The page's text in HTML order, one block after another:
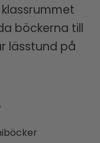
böckerna till
lässtund på